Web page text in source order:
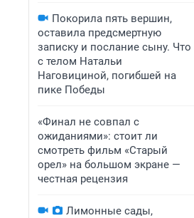
Покорила пять вершин,
оставила предсмертную
записку и послание сыну. Что
с телом Натальи
Наговициной, погибшей на
пике Победы
«Финал не совпал с
ожиданиями»: стоит ли
смотреть фильм «Старый
орел» на большом экране —
честная рецензия
Лимонные сады,